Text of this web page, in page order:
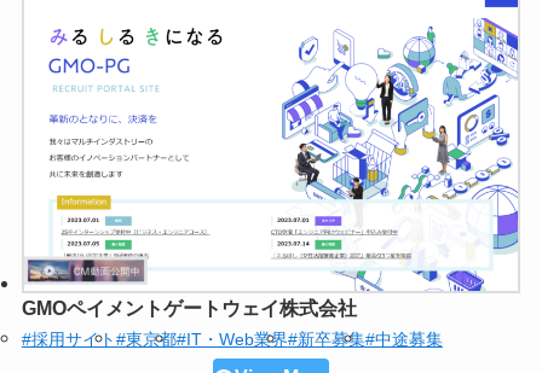
GMOペイメントゲートウェイ株式会社
#採用サイト#東京都#IT・Web業界#新卒募集#中途募集